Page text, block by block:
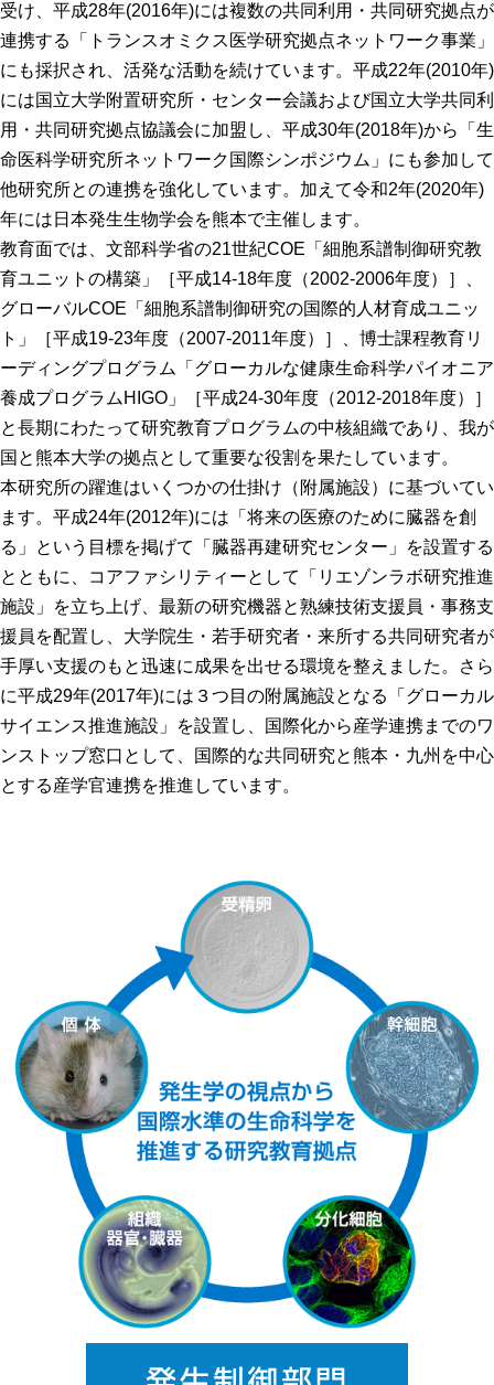
組織幹細胞分野
幹細胞誘導分野
胎盤発生分野
脳発生分野
腎臓発生分野
生殖発生分野
筋発生再生分野
入学・求人案内
入学者案内
求人案内
研究支援
リエゾンラボLILAについて
リエゾンラボ利用申込み
組織標本作製・HE染色
質量分析
高速シーケンサー解析
顕微鏡・画像解析支援
共通実験室・培養室利用
バイオインフォマティクス
キャピラリーシーケンス
共通機器予約
カンファレンス・ルーム予約
大判プリンター予約
受け、平成28年(2016年)には複数の共同利用・共同研究拠点が
連携する「トランスオミクス医学研究拠点ネットワーク事業」
にも採択され、活発な活動を続けています。平成22年(2010年)
には国立大学附置研究所・センター会議および国立大学共同利
用・共同研究拠点協議会に加盟し、平成30年(2018年)から「生
命医科学研究所ネットワーク国際シンポジウム」にも参加して
他研究所との連携を強化しています。加えて令和2年(2020年)
年には日本発生生物学会を熊本で主催します。
教育面では、文部科学省の21世紀COE「細胞系譜制御研究教
育ユニットの構築」［平成14-18年度（2002-2006年度）］、
グローバルCOE「細胞系譜制御研究の国際的人材育成ユニッ
ト」［平成19-23年度（2007-2011年度）］、博士課程教育リ
ーディングプログラム「グローカルな健康生命科学パイオニア
養成プログラムHIGO」［平成24-30年度（2012-2018年度）］
と長期にわたって研究教育プログラムの中核組織であり、我が
国と熊本大学の拠点として重要な役割を果たしています。
本研究所の躍進はいくつかの仕掛け（附属施設）に基づいてい
ます。平成24年(2012年)には「将来の医療のために臓器を創
る」という目標を掲げて「臓器再建研究センター」を設置する
とともに、コアファシリティーとして「リエゾンラボ研究推進
施設」を立ち上げ、最新の研究機器と熟練技術支援員・事務支
援員を配置し、大学院生・若手研究者・来所する共同研究者が
手厚い支援のもと迅速に成果を出せる環境を整えました。さら
に平成29年(2017年)には３つ目の附属施設となる「グローカル
サイエンス推進施設」を設置し、国際化から産学連携までのワ
ンストップ窓口として、国際的な共同研究と熊本・九州を中心
とする産学官連携を推進しています。